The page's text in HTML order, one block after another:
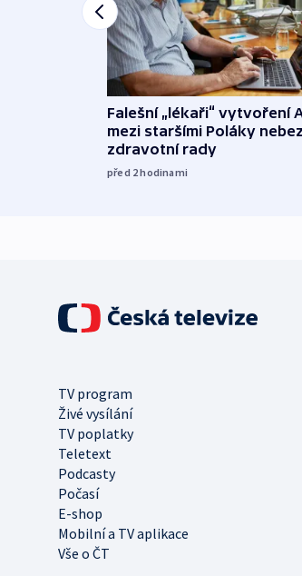
Falešní „lékaři“ vytvoření
mezi staršími Poláky
zdravotní rady
před 2hodinami
TV program
Živé vysílání
TV poplatky
Teletext
Podcasty
Počasí
E-shop
Mobilní a TV aplikace
Vše o ČT